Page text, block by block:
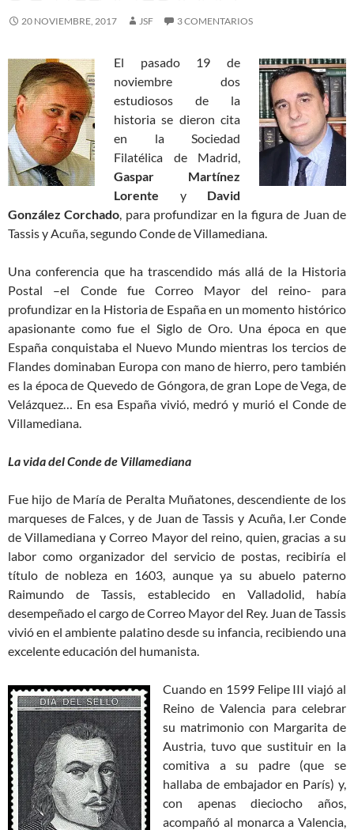
20 NOVIEMBRE, 2017 JSF 3 COMENTARIOS
El pasado 19 de
noviembre dos
estudiosos de la
historia se dieron cita
en la Sociedad
Filatélica de Madrid,
Gaspar Martínez
Lorente y David
González Corchado, para profundizar en la figura de Juan de
Tassis y Acuña, segundo Conde de Villamediana.
Una conferencia que ha trascendido más allá de la Historia
Postal –el Conde fue Correo Mayor del reino- para
profundizar en la Historia de España en un momento histórico
apasionante como fue el Siglo de Oro. Una época en que
España conquistaba el Nuevo Mundo mientras los tercios de
Flandes dominaban Europa con mano de hierro, pero también
es la época de Quevedo de Góngora, de gran Lope de Vega, de
Velázquez… En esa España vivió, medró y murió el Conde de
Villamediana.
La vida del Conde de Villamediana
Fue hijo de María de Peralta Muñatones, descendiente de los
marqueses de Falces, y de Juan de Tassis y Acuña, I.er Conde
de Villamediana y Correo Mayor del reino, quien, gracias a su
labor como organizador del servicio de postas, recibiría el
título de nobleza en 1603, aunque ya su abuelo paterno
Raimundo de Tassis, establecido en Valladolid, había
desempeñado el cargo de Correo Mayor del Rey. Juan de Tassis
vivió en el ambiente palatino desde su infancia, recibiendo una
excelente educación del humanista.
Cuando en 1599 Felipe III viajó al
Reino de Valencia para celebrar
su matrimonio con Margarita de
Austria, tuvo que sustituir en la
comitiva a su padre (que se
hallaba de embajador en París) y,
con apenas dieciocho años,
acompañó al monarca a Valencia,